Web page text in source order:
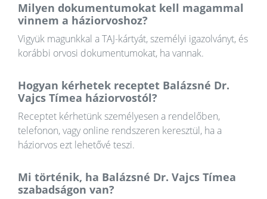
Milyen dokumentumokat kell magammal
vinnem a háziorvoshoz?
Vigyük magunkkal a TAJ-kártyát, személyi igazolványt, és
korábbi orvosi dokumentumokat, ha vannak.
Hogyan kérhetek receptet Balázsné Dr.
Vajcs Tímea háziorvostól?
Receptet kérhetünk személyesen a rendelőben,
telefonon, vagy online rendszeren keresztül, ha a
háziorvos ezt lehetővé teszi.
Mi történik, ha Balázsné Dr. Vajcs Tímea
szabadságon van?